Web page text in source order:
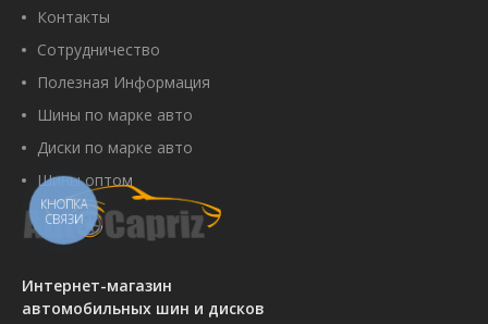
R15C 112/110R
Артикул:
Интернет-магазин
автомобильных шин и дисков
Контакты
Сотрудничество
Полезная Информация
Шины по марке авто
Диски по марке авто
Шины оптом
КНОПКА
СВЯЗИ